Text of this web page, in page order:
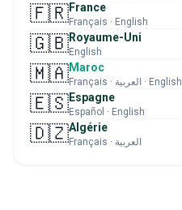
🇫🇷France
Français · English
🇬🇧Royaume-Uni
English
🇲🇦Maroc
Français · العربية · English
🇪🇸Espagne
Español · English
🇩🇿Algérie
Français · العربية